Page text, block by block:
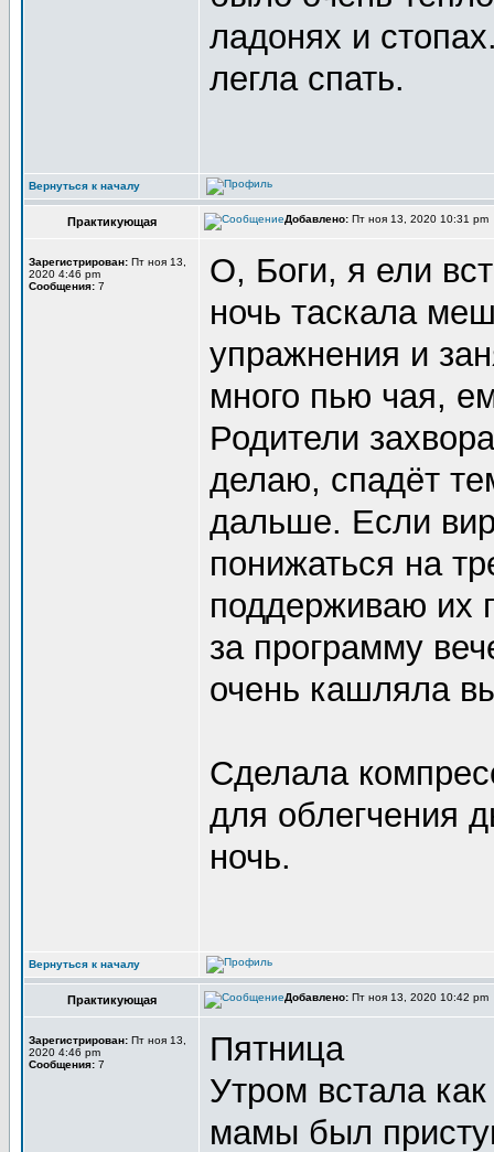
ладонях и
легла спать.
Вернуться к началу
Практикующая Добавлено: Пт ноя 13, 2020 10:31 pm
Зарегистрирован: Пт ноя 13,
2020 4:46 pm
Сообщения: 7
О, Боги, я ели
ночь таскала
упражнения и
много пью чая,
Родители
делаю, спадёт
дальше. Если
понижаться на
поддерживаю их
за программу
очень кашляла
Сделала
для облегчения
ночь.
Вернуться к началу
Практикующая Добавлено: Пт ноя 13, 2020 10:42 pm
Зарегистрирован: Пт ноя 13,
2020 4:46 pm
Сообщения: 7
Пятница
Утром встала
мамы был